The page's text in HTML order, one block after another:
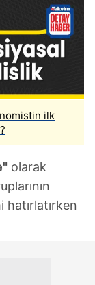
ilk
olarak
hatırlatırken